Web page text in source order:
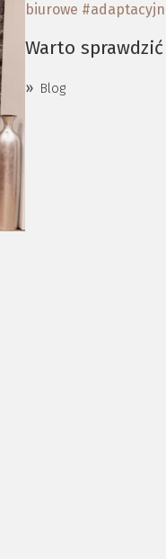
biurowe
Warto sprawdzić
Blog